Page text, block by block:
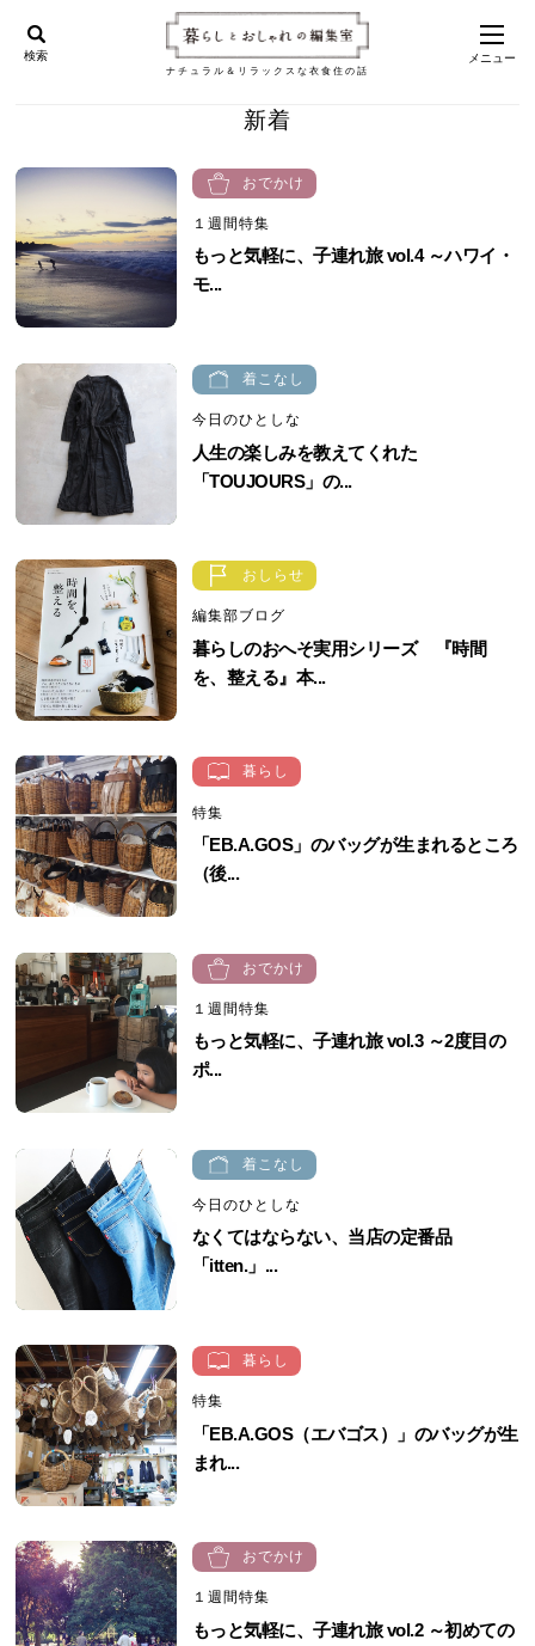
ナチュラル＆リラックスな衣食住の話
検索 メニュー
新着
おでかけ
１週間特集
もっと気軽に、子連れ旅 vol.4 ～ハワイ・
モ...
着こなし
今日のひとしな
人生の楽しみを教えてくれた
「TOUJOURS」の...
おしらせ
編集部ブログ
暮らしのおへそ実用シリーズ 『時間
を、整える』本...
暮らし
特集
「EB.A.GOS」のバッグが生まれるところ
（後...
おでかけ
１週間特集
もっと気軽に、子連れ旅 vol.3 ～2度目の
ポ...
着こなし
今日のひとしな
なくてはならない、当店の定番品
「itten.」...
暮らし
特集
「EB.A.GOS（エバゴス）」のバッグが生
まれ...
おでかけ
１週間特集
もっと気軽に、子連れ旅 vol.2 ～初めての